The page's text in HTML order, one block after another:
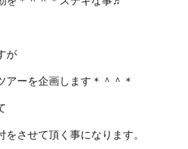
が
アーを企画します＊＾＾＊
させて頂く事になります。